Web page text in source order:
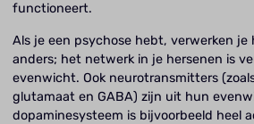
functioneert.
Als je een psychose hebt, verwerken je
anders; het netwerk in je hersenen is
evenwicht. Ook neurotransmitters
glutamaat en GABA) zijn uit hun
dopaminesysteem is bijvoorbeeld heel